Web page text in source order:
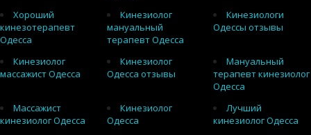
Хороший
кинезотерапевт
Одесса
Кинезиолог
мануальный
терапевт Одесса
Кинезиологи
Одессы отзывы
Кинезиолог
массажист Одесса
Кинезиолог
Одесса отзывы
Мануальный
терапевт кинезиолог
Одесса
Массажист
кинезиолог Одесса
Кинезиолог
Одесса
Лучший
кинезиолог Одесса